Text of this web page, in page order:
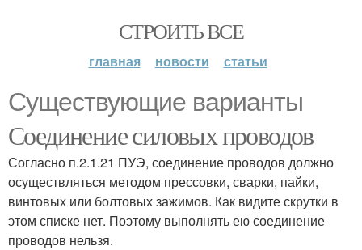
СТРОИТЬ ВСЕ
главная новости статьи
Существующие варианты
Соединение силовых проводов
Согласно п.2.1.21 ПУЭ, соединение проводов должно
осуществляться методом прессовки, сварки, пайки,
винтовых или болтовых зажимов. Как видите скрутки в
этом списке нет. Поэтому выполнять ею соединение
проводов нельзя.